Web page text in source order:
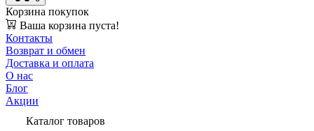
Корзина покупок
Ваша корзина пуста!
Контакты
Возврат и обмен
Доставка и оплата
О нас
Блог
Акции
Каталог товаров